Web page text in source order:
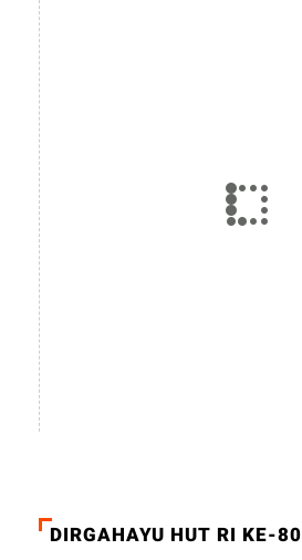
DIRGAHAYU HUT RI KE-80